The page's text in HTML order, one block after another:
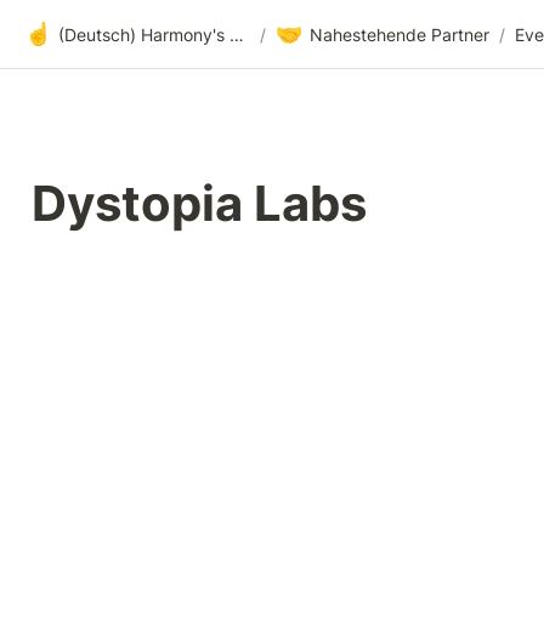
☝️ (Deutsch) Harmony's offene Entwicklung / 🤝 Nahestehende Partner /
Dystopia Labs